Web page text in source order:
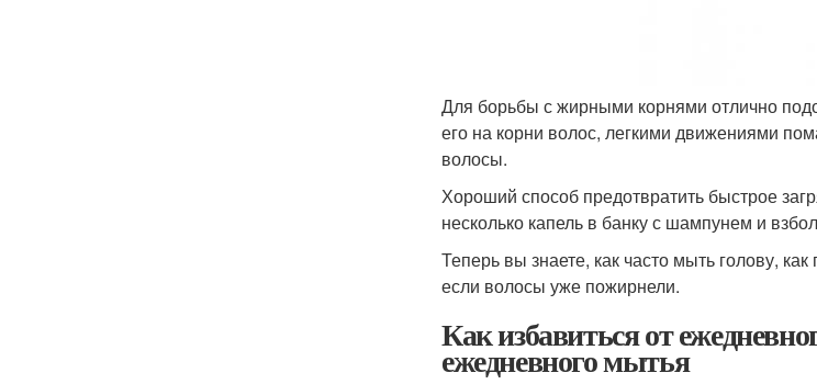
Для борьбы с жирными корнями отлично
его на корни волос, легкими движениями
волосы.
Хороший способ предотвратить быстрое
несколько капель в банку с шампунем и
Теперь вы знаете, как часто мыть голову,
если волосы уже пожирнели.
Как избавиться от
ежедневного мытья